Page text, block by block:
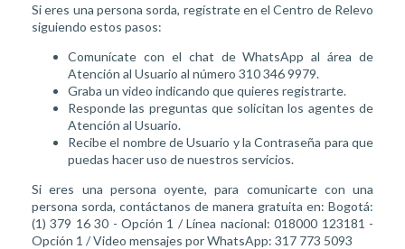
Si eres una persona sorda, regístrate en el Centro de Relevo
siguiendo estos pasos:
Comunícate con el chat de WhatsApp al área de
Atención al Usuario al número 310 346 9979.
Graba un video indicando que quieres registrarte.
Responde las preguntas que solicitan los agentes de
Atención al Usuario.
Recibe el nombre de Usuario y la Contraseña para que
puedas hacer uso de nuestros servicios.
Si eres una persona oyente, para comunicarte con una
persona sorda, contáctanos de manera gratuita en: Bogotá:
(1) 379 16 30 - Opción 1 / Línea nacional: 018000 123181 -
Opción 1 / Video mensajes por WhatsApp: 317 773 5093